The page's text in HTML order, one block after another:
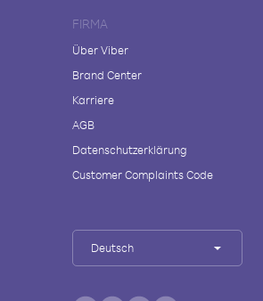
FIRMA
Über Viber
Brand Center
Karriere
AGB
Datenschutzerklärung
Customer Complaints Code
Deutsch